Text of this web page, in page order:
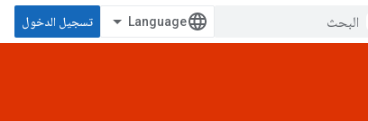
تسجيل الدخول